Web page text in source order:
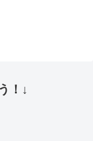
！↓